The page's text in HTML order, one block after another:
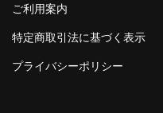
ご利用案内
特定商取引法に基づく表示
プライバシーポリシー